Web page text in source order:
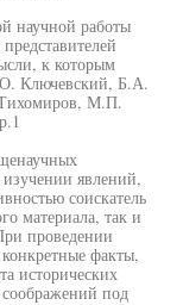
научной работы
к которым
Ключевский, Б.А.
М.П.
явлений,
соискатель
материала, так и
проведении
факты,
исторических
под